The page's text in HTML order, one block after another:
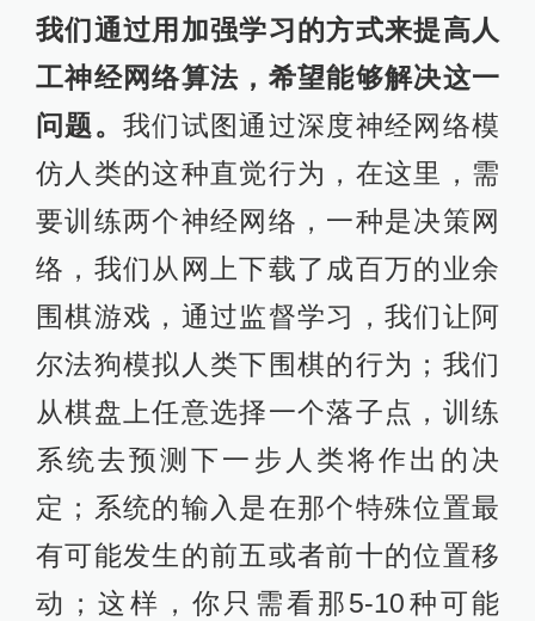
我们通过用加强学习的方式来提高人
工神经网络算法，希望能够解决这一
问题。 我们试图通过深度神经网络模
仿人类的这种直觉行为，在这里，需
要训练两个神经网络，一种是决策网
络，我们从网上下载了成百万的业余
围棋游戏，通过监督学习，我们让阿
尔法狗模拟人类下围棋的行为；我们
从棋盘上任意选择一个落子点，训练
系统去预测下一步人类将作出的决
定；系统的输入是在那个特殊位置最
有可能发生的前五或者前十的位置移
动；这样，你只需看那5-10种可能